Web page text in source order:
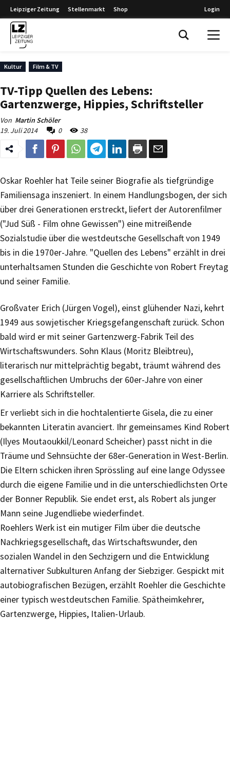
Leipziger Zeitung Stellenmarkt Shop Login
Kultur Film & TV
TV-Tipp Quellen des Lebens:
Gartenzwerge, Hippies, Schriftsteller
Von Martin Schöler
19. Juli 2014
0 38
Oskar Roehler hat Teile seiner Biografie als tiefgründige
Familiensaga inszeniert. In einem Handlungsbogen, der sich
über drei Generationen erstreckt, liefert der Autorenfilmer
("Jud Süß - Film ohne Gewissen") eine mitreißende
Sozialstudie über die westdeutsche Gesellschaft von 1949
bis in die 1970er-Jahre. "Quellen des Lebens" erzählt in drei
unterhaltsamen Stunden die Geschichte von Robert Freytag
und seiner Familie.
Großvater Erich (Jürgen Vogel), einst glühender Nazi, kehrt
1949 aus sowjetischer Kriegsgefangenschaft zurück. Schon
bald wird er mit seiner Gartenzwerg-Fabrik Teil des
Wirtschaftswunders. Sohn Klaus (Moritz Bleibtreu),
literarisch nur mittelprächtig begabt, träumt während des
gesellschaftlichen Umbruchs der 60er-Jahre von einer
Karriere als Schriftsteller.
Er verliebt sich in die hochtalentierte Gisela, die zu einer
bekannten Literatin avanciert. Ihr gemeinsames Kind Robert
(Ilyes Moutaoukkil/Leonard Scheicher) passt nicht in die
Träume und Sehnsüchte der 68er-Generation in West-Berlin.
Die Eltern schicken ihren Sprössling auf eine lange Odyssee
durch die eigene Familie und in die unterschiedlichsten Orte
der Bonner Republik. Sie endet erst, als Robert als junger
Mann seine Jugendliebe wiederfindet.
Roehlers Werk ist ein mutiger Film über die deutsche
Nachkriegsgesellschaft, das Wirtschaftswunder, den
sozialen Wandel in den Sechzigern und die Entwicklung
alternativer Subkulturen Anfang der Siebziger. Gespickt mit
autobiografischen Bezügen, erzählt Roehler die Geschichte
einer typisch westdeutschen Familie. Spätheimkehrer,
Gartenzwerge, Hippies, Italien-Urlaub.